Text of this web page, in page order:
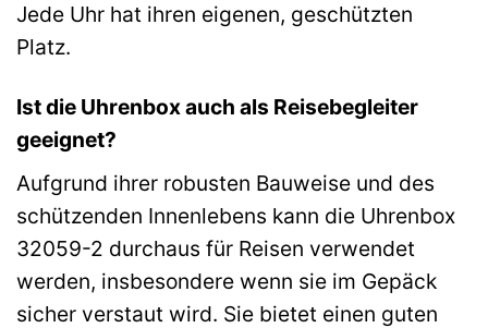
Jede Uhr hat ihren eigenen, geschützten
Platz.
Ist die Uhrenbox auch als Reisebegleiter
geeignet?
Aufgrund ihrer robusten Bauweise und des
schützenden Innenlebens kann die Uhrenbox
32059-2 durchaus für Reisen verwendet
werden, insbesondere wenn sie im Gepäck
sicher verstaut wird. Sie bietet einen guten